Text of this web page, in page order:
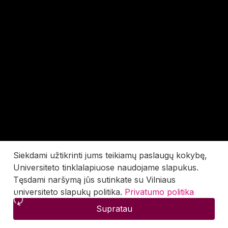
Siekdami užtikrinti jums teikiamų paslaugų kokybę,
Universiteto tinklalapiuose naudojame slapukus.
Tęsdami naršymą jūs sutinkate su Vilniaus
universiteto slapukų politika. Privatumo politika
Supratau